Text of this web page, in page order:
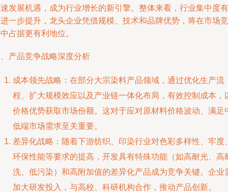
发展机遇，成为行业增长的新引擎。整体来看，行业集中度有
一步提升，龙头企业凭借规模、技术和品牌优势，将在市场竞
占据更有利地位。
产品竞争战略深度分析
成本领先战略：在部分大宗染料产品领域，通过优化生产流
程、扩大规模效应以及产业链一体化布局，有效控制成本，
价格优势获取市场份额。这对于应对原材料价格波动、满足
低端市场需求至关重要。
差异化战略：随着下游纺织、印染行业对色彩多样性、牢度
环保性能等要求的提高，开发具有特殊功能（如高耐光、高
洗、低污染）和高附加值的差异化产品成为竞争关键。企业
加大研发投入，与高校、科研机构合作，推动产品创新。